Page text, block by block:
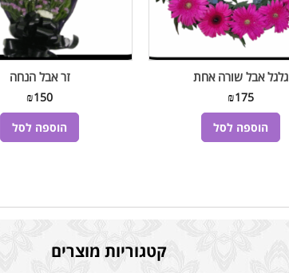
זר אבל הנחה
₪150
הוספה לסל
גלגל אבל שורה אחת
₪175
הוספה לסל
קטגוריות מוצרים